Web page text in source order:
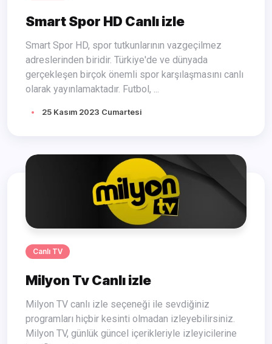
Smart Spor HD Canlı izle
Smart Spor HD, spor tutkunlarının vazgeçilmez
adreslerinden biridir. Türkiye'de ve dünyada
gerçekleşen birçok önemli spor karşılaşmasını canlı
olarak yayınlamaktadır. Futbol, ...
25 Kasım 2023 Cumartesi
Canlı TV
Milyon Tv Canlı izle
Milyon TV canlı izle seçeneği ile sevdiğiniz
programları hiçbir kesinti olmadan izleyebilirsiniz.
Milyon TV, günlük güncel içerikleriyle izleyicilerine